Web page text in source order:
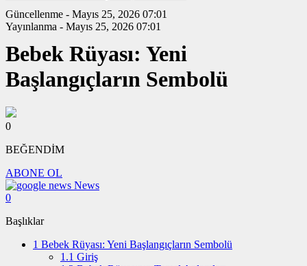
Güncellenme - Mayıs 25, 2026 07:01
Yayınlanma - Mayıs 25, 2026 07:01
Bebek Rüyası: Yeni
Başlangıçların Sembolü
0
BEĞENDİM
ABONE OL
News
0
Başlıklar
1 Bebek Rüyası: Yeni Başlangıçların Sembolü
1.1 Giriş